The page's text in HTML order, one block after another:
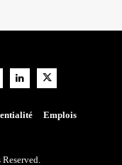
Emplois